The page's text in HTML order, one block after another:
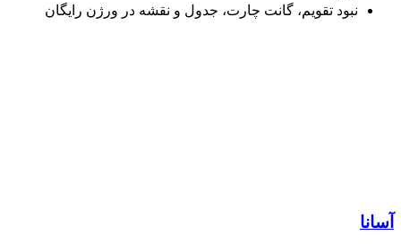
نبود تقویم، گانت چارت، جدول و نقشه در ورژن رایگان